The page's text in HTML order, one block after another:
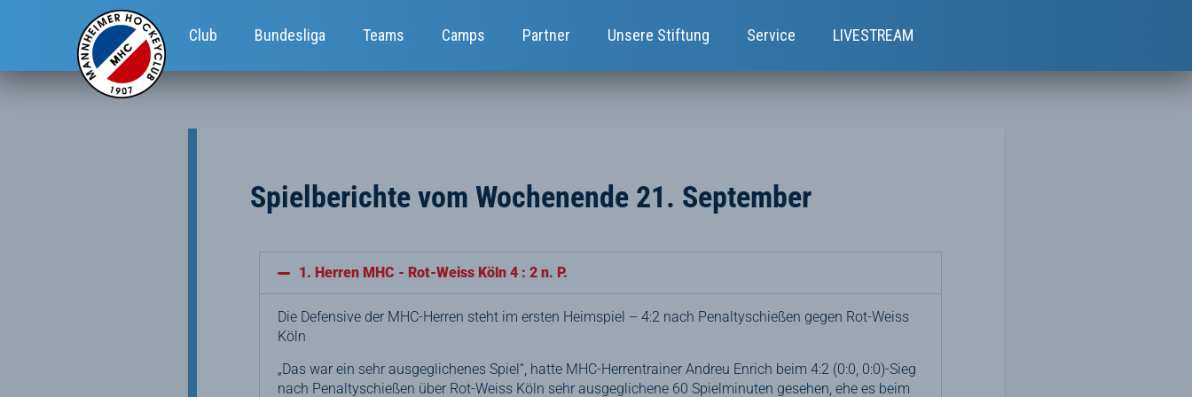
Club Bundesliga Teams Camps Partner Unsere Stiftung Service LIVESTREAM
Spielberichte vom Wochenende 21. September
1. Herren MHC - Rot-Weiss Köln 4 : 2 n. P.
Die Defensive der MHC-Herren steht im ersten Heimspiel – 4:2 nach Penaltyschießen gegen Rot-Weiss
Köln
„Das war ein sehr ausgeglichenes Spiel“, hatte MHC-Herrentrainer Andreu Enrich beim 4:2 (0:0, 0:0)-Sieg
nach Penaltyschießen über Rot-Weiss Köln sehr ausgeglichene 60 Spielminuten gesehen, ehe es beim